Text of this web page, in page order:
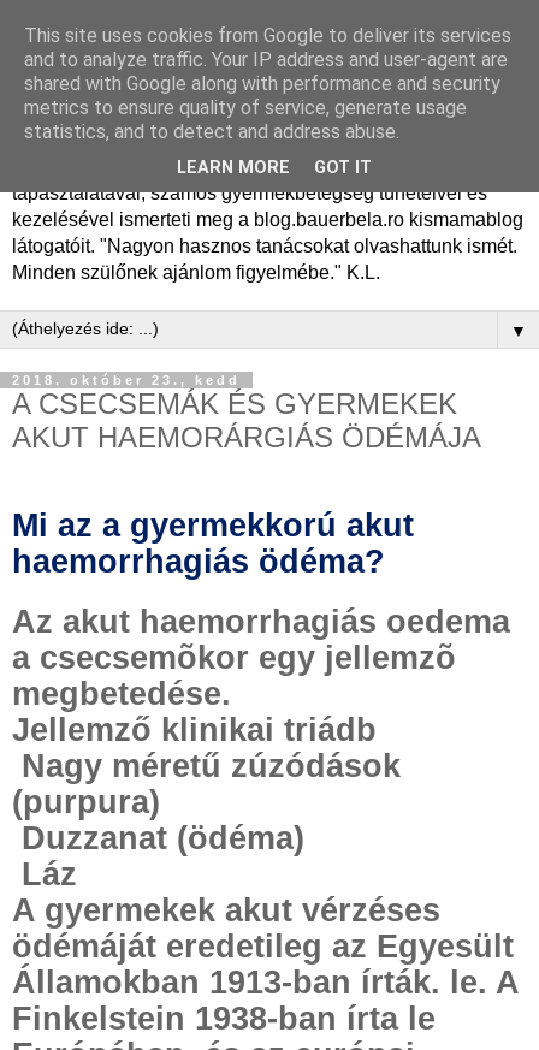
Dr. Bauer Béla Ph.D.
gyermekgyógyász
Dr. Bauer Béla Ph.D. gyermekgyógyász főorvos, 50 éves
tapasztalatával, számos gyermekbetegség tüneteivel és
kezelésével ismerteti meg a blog.bauerbela.ro kismamablog
látogatóit. "Nagyon hasznos tanácsokat olvashattunk ismét.
Minden szülőnek ajánlom figyelmébe." K.L.
▼
2018. október 23., kedd
A CSECSEMÁK ÉS GYERMEKEK
AKUT HAEMORÁRGIÁS ÖDÉMÁJA
Mi az a gyermekkorú akut
haemorrhagiás ödéma?
Az akut haemorrhagiás oedema
a csecsemõkor egy jellemzõ
megbetedése.
Jellemző klinikai triádb
Nagy méretű zúzódások
(purpura)
Duzzanat (ödéma)
Láz
A gyermekek akut vérzéses
ödémáját eredetileg az Egyesült
Államokban 1913-ban írták. le. A
Finkelstein 1938-ban írta le
This site uses cookies from Google to deliver its services
and to analyze traffic. Your IP address and user-agent are
shared with Google along with performance and security
metrics to ensure quality of service, generate usage
statistics, and to detect and address abuse.
LEARN MORE GOT IT